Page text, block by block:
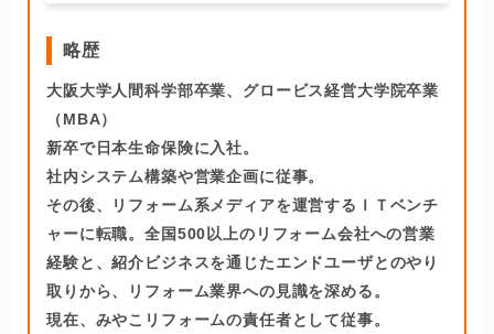
略歴
大阪大学人間科学部卒業、グロービス経営大学院卒業
（MBA）
新卒で日本生命保険に入社。
社内システム構築や営業企画に従事。
その後、リフォーム系メディアを運営するＩＴベンチ
ャーに転職。全国500以上のリフォーム会社への営業
経験と、紹介ビジネスを通じたエンドユーザとのやり
取りから、リフォーム業界への見識を深める。
現在、みやこリフォームの責任者として従事。